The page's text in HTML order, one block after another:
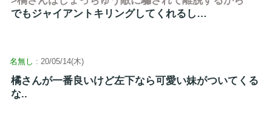
でもジャイアントキリングしてくれるし…
名無し : 20/05/14(木)
橘さんが一番良いけど左下なら可愛い妹がついてくる
な..